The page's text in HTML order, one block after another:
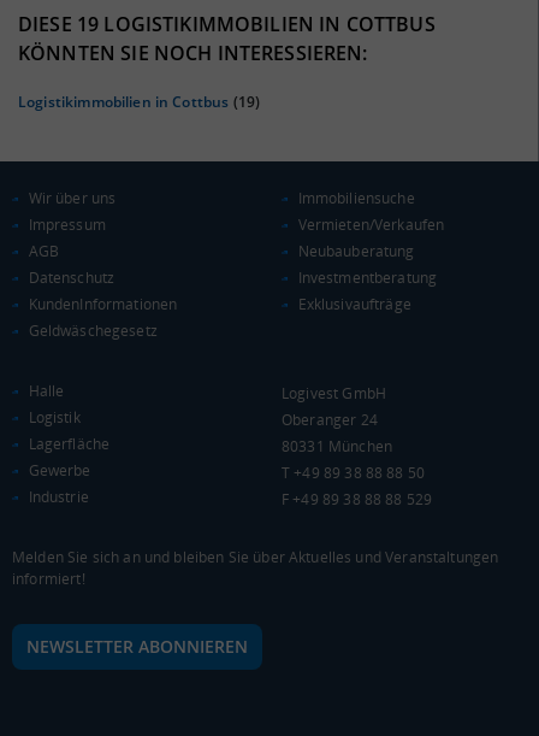
KAUFKRAFT
Euro pro Kopf
(Landkreis / Kreisfreie Stadt)
KAUFKRAFT - EURO PRO KOPF
0 € 20.000 € 40.000 €
Bundesland
DIESE 19 LOGISTIKIMMOBILIEN IN COTTBUS
KÖNNTEN SIE NOCH INTERESSIEREN:
Logistikimmobilien in Cottbus (19)
Wir über uns
Impressum
AGB
Datenschutz
KundenInformationen
Geldwäschegesetz
Immobiliensuche
Vermieten/Verkaufen
Neubauberatung
Investmentberatung
Exklusivaufträge
Halle
Logistik
Lagerfläche
Gewerbe
Industrie
Logivest GmbH
Oberanger 24
80331 München
T +49 89 38 88 88 50
F +49 89 38 88 88 529
Melden Sie sich an und bleiben Sie über Aktuelles und Veranstaltungen
informiert!
NEWSLETTER ABONNIEREN